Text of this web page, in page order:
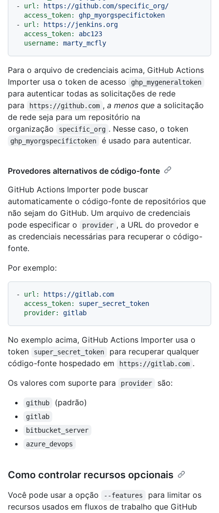
-
url:
https://github.com/specific_org/
access_token:
ghp_myorgspecifictoken
-
url:
https://jenkins.org
access_token:
abc123
username:
marty_mcfly
Para o arquivo de credenciais acima, GitHub Actions
Importer usa o token de acesso
ghp_mygeneraltoken
para autenticar todas as solicitações de rede
para
https://github.com , a menos quea solicitação
de rede seja para um repositório na
organização
specific_org . Nesse caso, o token
ghp_myorgspecifictoken é usado para autenticar.
Provedores alternativos de código-fonte
GitHub Actions Importer pode buscar
automaticamente o código-fonte de repositórios que
não sejam do GitHub. Um arquivo de credenciais
pode especificar o
provider , a URL do provedor e
as credenciais necessárias para recuperar o código-
fonte.
Por exemplo:
- url:
https://gitlab.com
access_token:
super_secret_token
provider:
gitlab
No exemplo acima, GitHub Actions Importer usa o
token
super_secret_token
para recuperar qualquer
código-fonte hospedado em
https://gitlab.com .
Os valores com suporte para
provider são:
github (padrão)
gitlab
bitbucket_server
azure_devops
Como controlar recursos opcionais
Você pode usar a opção --features
para limitar os
recursos usados em fluxos de trabalho que GitHub